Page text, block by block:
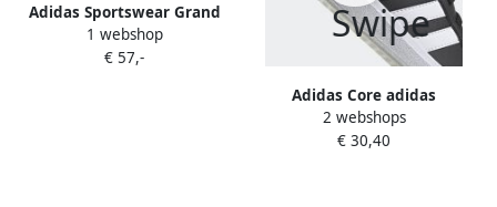
Adidas Sportswear Grand
Court 2.0 El Schoenen
Kinderen White Kinderen
1 webshop
€ 57,-
Adidas Core adidas
Sportswear Grand Court
Schoenen met Elastische
2 webshops
€ 30,40